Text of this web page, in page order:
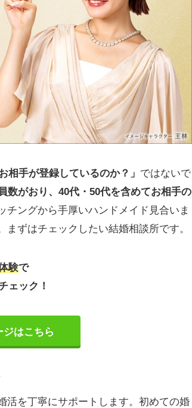
相手が登録しているのか？」 ではないで
数がおり、40代・50代を含めてお相手の
チングから手厚いハンドメイド見合いま
まずはチェックしたい結婚相談所です。
験で
ェック！
ジはこちら
活を丁寧にサポートします。初めての婚